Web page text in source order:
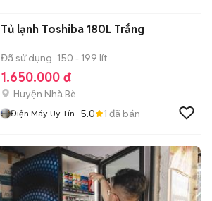
Tủ lạnh Toshiba 180L Trắng
Đã sử dụng 150 - 199 lít
1.650.000 đ
Huyện Nhà Bè
Điện Máy Uy Tín 5.0 1 đã bán